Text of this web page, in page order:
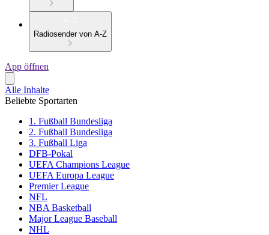
Radiosender von A-Z
App öffnen
Alle Inhalte
Beliebte Sportarten
1. Fußball Bundesliga
2. Fußball Bundesliga
3. Fußball Liga
DFB-Pokal
UEFA Champions League
UEFA Europa League
Premier League
NFL
NBA Basketball
Major League Baseball
NHL